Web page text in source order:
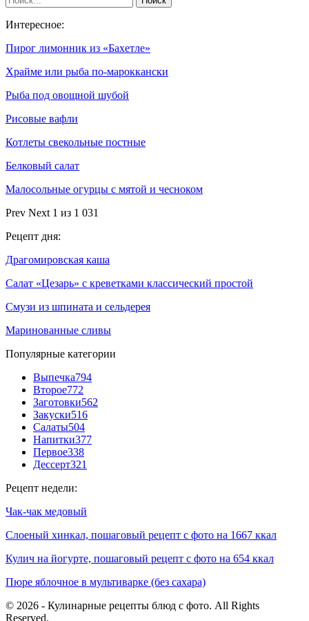
Интересное:
Пирог лимонник из «Бахетле»
Храйме или рыба по-мароккански
Рыба под овощной шубой
Рисовые вафли
Котлеты свекольные постные
Белковый салат
Малосольные огурцы с мятой и чесноком
Prev Next 1 из 1 031
Рецепт дня:
Драгомировская каша
Салат «Цезарь» с креветками классический простой
Смузи из шпината и сельдерея
Маринованные сливы
Популярные категории
Выпечка794
Второе772
Заготовки562
Закуски516
Салаты504
Напитки377
Первое338
Дессерт321
Рецепт недели:
Чак-чак медовый
Слоеный хинкал, пошаговый рецепт с фото на 1667 ккал
Кулич на йогурте, пошаговый рецепт с фото на 654 ккал
Пюре яблочное в мультиварке (без сахара)
© 2026 - Кулинарные рецепты блюд с фото. All Rights
Reserved.